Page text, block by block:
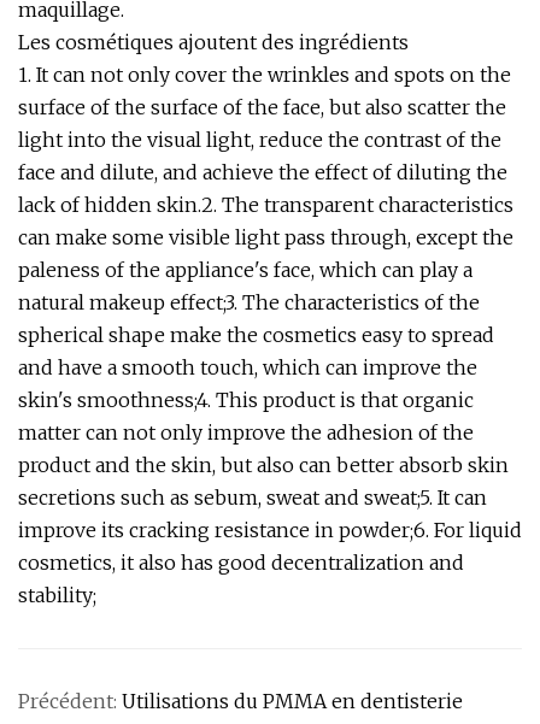
maquillage.
Les cosmétiques ajoutent des ingrédients
1. It can not only cover the wrinkles and spots on the
surface of the surface of the face, but also scatter the
light into the visual light, reduce the contrast of the
face and dilute, and achieve the effect of diluting the
lack of hidden skin.2. The transparent characteristics
can make some visible light pass through, except the
paleness of the appliance's face, which can play a
natural makeup effect;3. The characteristics of the
spherical shape make the cosmetics easy to spread
and have a smooth touch, which can improve the
skin's smoothness;4. This product is that organic
matter can not only improve the adhesion of the
product and the skin, but also can better absorb skin
secretions such as sebum, sweat and sweat;5. It can
improve its cracking resistance in powder;6. For liquid
cosmetics, it also has good decentralization and
stability;
Précédent: Utilisations du PMMA en dentisterie